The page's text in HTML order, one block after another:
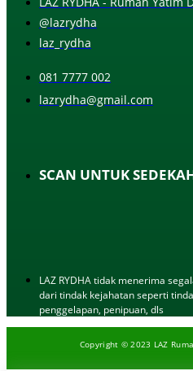
@lazrydha
laz_rydha
081 7777 002
lazrydha@gmail.com
SCAN UNTUK
LAZ RYDHA tidak menerima
dari tindak kejahatan seperti
penggelapan, penipuan, dls
Copyright © 2023 LAZ